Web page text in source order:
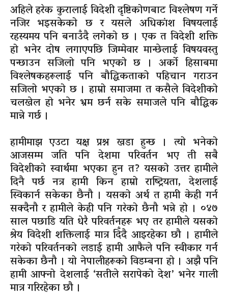
अहिले हरेक कुरालाई विदेशी दृष्टिकोणबाट विश्लेषण गर्ने
नजिर भइसकेको छ र यसले अधिकांश विषयलाई
रहस्यमय पनि बनाउँदै लगेको छ । एक त विदेशी शक्ति
हो भनेर दोष लगाएपछि जिम्मेवार मान्छेलाई विषयवस्तु
पन्छाउन सजिलो पनि भएको छ । अर्को हिसाबमा
विश्लेषकहरूलाई पनि बौद्धिकताको पहिचान गराउन
सजिलो भएको छ । हाम्रो समाजमा त कसैले विदेशीको
चलखेल हो भनेर भ्रम छर्न सके समाजले पनि बौद्धिक
मान्ने गर्छ ।
हामीमाझ एउटा यक्ष प्रश्न खडा हुन्छ । त्यो भनेको
आजसम्म जति पनि देशमा परिवर्तन भए ती सबै
विदेशीको स्वार्थमा भएका हुन त? यसको उत्तर हामीले
दिनै पर्छ नत्र हामी किन हाम्रो राष्ट्रियता, देशलाई
स्विकार्न सकेका छैनौ । यसको अर्थ त हामी केही गर्न
सक्दैनौ र हामीले केही पनि गरेको छैनौ भन्ने हो । ०४७
साल पछाडि यति धेरै परिवर्तनहरू भए तर हामीले यसको
श्रेय विदेशी शक्तिलाई मात्र दिँदै आइरहेका छौ । हामीले
गरेको परिवर्तनको लडाई हामी आफैले पनि स्वीकार गर्न
सकेका छैनौ । यो नेपालीहरूको विडम्बना हो । अझै पनि
हामी आफ्नो देशलाई ‘सतीले सरापेको देश’ भनेर गाली
मात्र गरिरहेका छौ ।